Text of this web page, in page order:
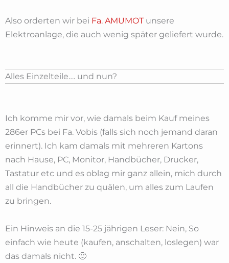
Also orderten wir bei Fa. AMUMOTunsere
Elektroanlage, die auch wenig später geliefert wurde.
Alles Einzelteile…. und nun?
Ich komme mir vor, wie damals beim Kauf meines
286er PCs bei Fa. Vobis (falls sich noch jemand daran
erinnert). Ich kam damals mit mehreren Kartons
nach Hause, PC, Monitor, Handbücher, Drucker,
Tastatur etc und es oblag mir ganz allein, mich durch
all die Handbücher zu quälen, um alles zum Laufen
zu bringen.
Ein Hinweis an die 15-25 jährigen Leser: Nein, So
einfach wie heute (kaufen, anschalten, loslegen) war
das damals nicht. 🙂